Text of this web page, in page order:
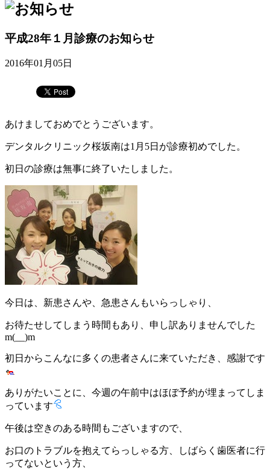
平成28年１月診療のお知らせ
2016年01月05日
あけましておめでとうございます。
デンタルクリニック桜坂南は1月5日が診療初めでした。
初日の診療は無事に終了いたしました。
今日は、新患さんや、急患さんもいらっしゃり、
お待たせしてしまう時間もあり、申し訳ありませんでした
m(__)m
初日からこんなに多くの患者さんに来ていただき、感謝です
ありがたいことに、今週の午前中はほぼ予約が埋まってしま
っています
午後は空きのある時間もございますので、
お口のトラブルを抱えてらっしゃる方、しばらく歯医者に行
ってないという方、